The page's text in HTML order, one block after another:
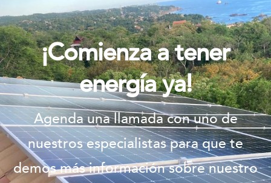
¡Comienza a tener
energía ya!
Agenda una llamada con uno de
nuestros especialistas para que te
demos más información sobre nuestro